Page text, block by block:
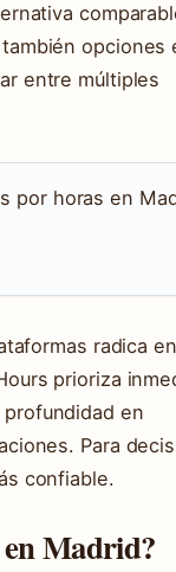
opciones
entre múltiples
por horas en
radica
prioriza
en
Para
confiable.
Madrid?